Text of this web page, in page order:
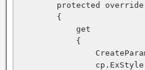
protected
        {
            get
            {